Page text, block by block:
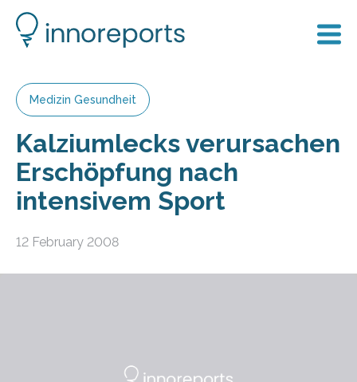
Medizin Gesundheit
Kalziumlecks verursachen
Erschöpfung nach
intensivem Sport
12 February 2008